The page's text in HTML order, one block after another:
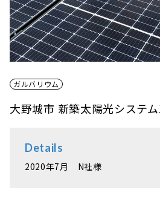
ガルバリウム
大野城市 新築太陽光システ
Details
2020年7月 N社様